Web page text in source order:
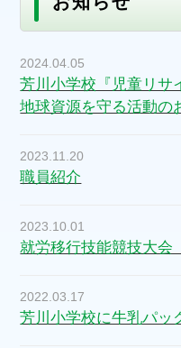
お知らせ
2024.04.05
芳川小学校『児童リサ
地球資源を守る活動の
2023.11.20
職員紹介
2023.10.01
就労移行技能競技大会
2022.03.17
芳川小学校に牛乳パッ